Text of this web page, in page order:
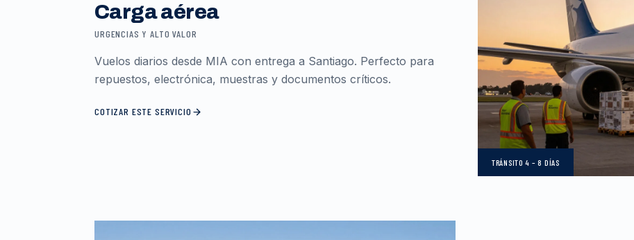
TRÁNSITO4 – 8 DÍAS
Carga aérea
URGENCIAS Y ALTO VALOR
Vuelos diarios desde MIA con entrega a Santiago. Perfecto para
repuestos, electrónica, muestras y documentos críticos.
COTIZAR ESTE SERVICIO